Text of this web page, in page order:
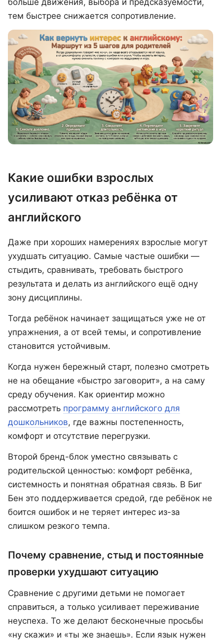
больше движения, выбора и предсказуемости,
тем быстрее снижается сопротивление.
Какие ошибки взрослых
усиливают отказ ребёнка от
английского
Даже при хороших намерениях взрослые могут
ухудшать ситуацию. Самые частые ошибки —
стыдить, сравнивать, требовать быстрого
результата и делать из английского ещё одну
зону дисциплины.
Тогда ребёнок начинает защищаться уже не от
упражнения, а от всей темы, и сопротивление
становится устойчивым.
Когда нужен бережный старт, полезно смотреть
не на обещание «быстро заговорит», а на саму
среду обучения. Как ориентир можно
рассмотреть программу английского для
дошкольников, где важны постепенность,
комфорт и отсутствие перегрузки.
Второй бренд-блок уместно связывать с
родительской ценностью: комфорт ребёнка,
системность и понятная обратная связь. В Биг
Бен это поддерживается средой, где ребёнок не
боится ошибок и не теряет интерес из-за
слишком резкого темпа.
Почему сравнение, стыд и постоянные
проверки ухудшают ситуацию
Сравнение с другими детьми не помогает
справиться, а только усиливает переживание
неуспеха. То же делают бесконечные просьбы
«ну скажи» и «ты же знаешь». Если язык нужен